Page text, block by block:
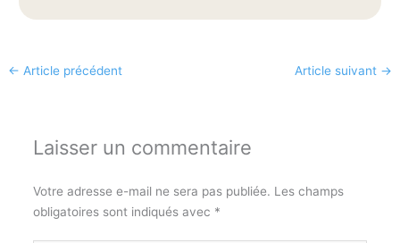
← Article précédent Article suivant →
Laisser un commentaire
Votre adresse e-mail ne sera pas publiée. Les champs
obligatoires sont indiqués avec *